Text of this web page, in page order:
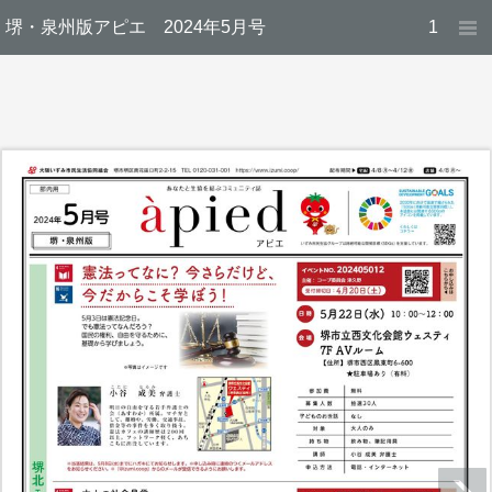
堺・泉州版アピエ 2024年5月号 1